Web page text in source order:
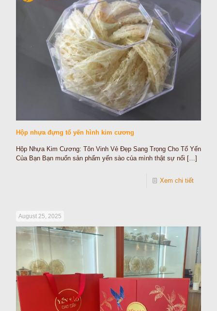
Hộp nhựa đựng tổ yến hình kim cương
Hộp Nhựa Kim Cương: Tôn Vinh Vẻ Đẹp Sang Trọng Cho Tổ Yến
Của Bạn Bạn muốn sản phẩm yến sào của mình thật sự nổi […]
Xem chi tiết
August 25, 2025